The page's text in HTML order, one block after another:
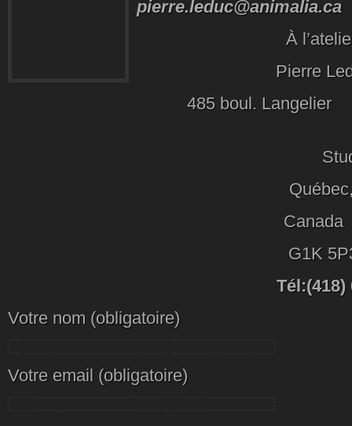
pierre.leduc@animalia.ca
À
Pierre
485 boul. Langelier
Studio
Québec,
Canada
G1K
Tél:(418)
Votre nom (obligatoire)
Votre email (obligatoire)